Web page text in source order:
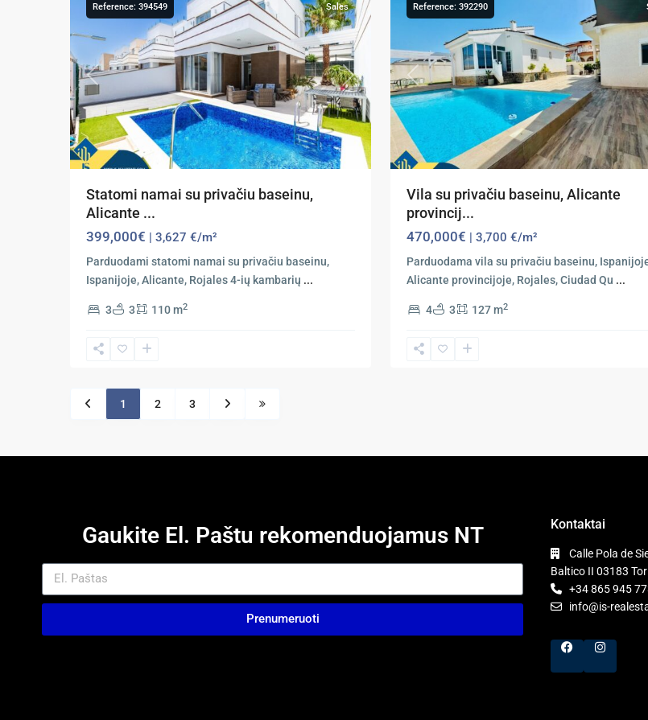
Previous Next
Reference: 394549 Sales
Statomi namai su privačiu baseinu,
Alicante ...
399,000€ | 3,627 €/m²
Parduodami statomi namai su privačiu baseinu,
Ispanijoje, Alicante, Rojales 4-ių kambarių ...
3 3 110 m2
Previous
Reference: 392290
Vila su privačiu baseinu, Alicante
provincij...
470,000€ | 3,700 €/m²
Parduodama vila su privačiu baseinu,
Alicante provincijoje, Rojales, Ciudad Qu ...
4 3 127 m2
1 2 3
Gaukite El. Paštu rekomenduojamus NT
Prenumeruoti
Kontaktai
Calle Pola de
Baltico II 03183
+34 865 945
info@is-